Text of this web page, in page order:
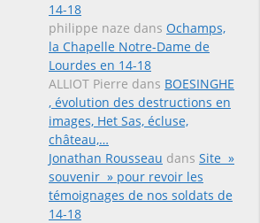
14-18
philippe naze dans Ochamps,
la Chapelle Notre-Dame de
Lourdes en 14-18
ALLIOT Pierre dans BOESINGHE
, évolution des destructions en
images, Het Sas, écluse,
château,…
Jonathan Rousseau dans Site »
souvenir » pour revoir les
témoignages de nos soldats de
14-18